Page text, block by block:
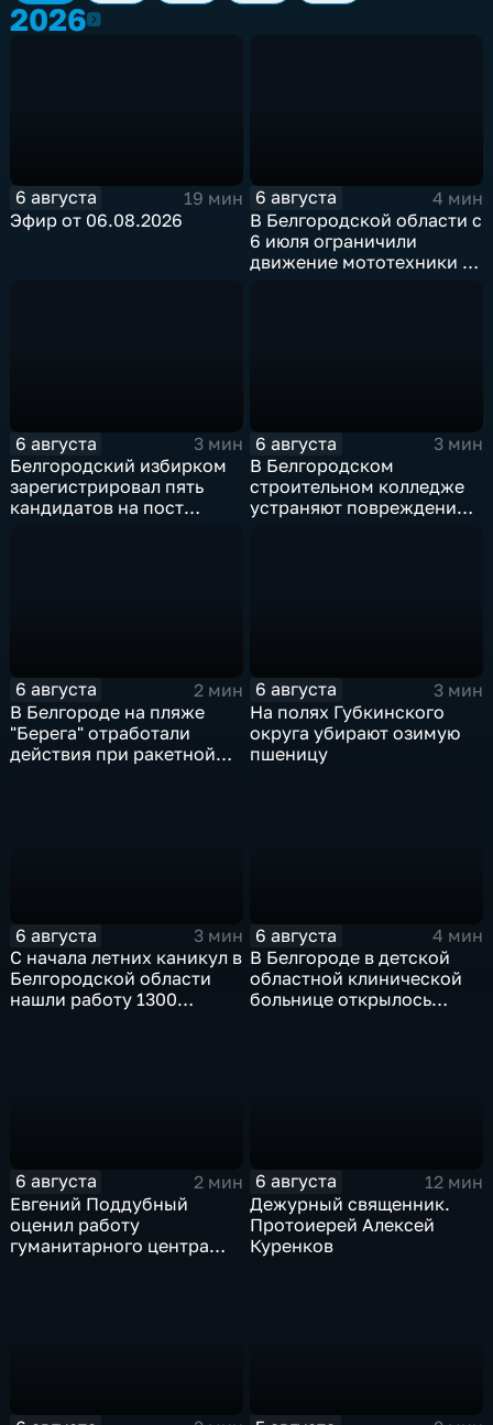
20262026
6 августа
19 мин
Эфир от 06.08.2026
6 августа
4 мин
В Белгородской области с
6 июля ограничили
движение мототехники в
6 августа
3 мин
Белгородский избирком
зарегистрировал пять
кандидатов на пост
6 августа
3 мин
В Белгородском
строительном колледже
устраняют повреждения
6 августа
2 мин
В Белгороде на пляже
"Берега" отработали
действия при ракетной
6 августа
3 мин
На полях Губкинского
округа убирают озимую
пшеницу
6 августа
3 мин
С начала летних каникул в
Белгородской области
нашли работу 1300
6 августа
4 мин
В Белгороде в детской
областной клинической
больнице открылось
6 августа
2 мин
Евгений Поддубный
оценил работу
гуманитарного центра
6 августа
12 мин
Дежурный священник.
Протоиерей Алексей
Куренков